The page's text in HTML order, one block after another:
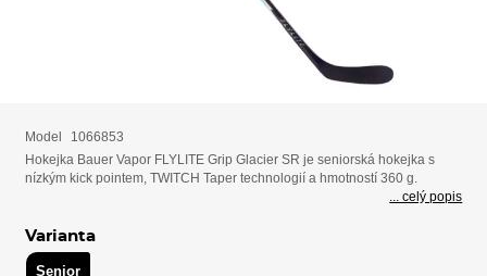
Model
1066853
Hokejka Bauer Vapor FLYLITE Grip Glacier SR je seniorská hokejka s
nízkým kick pointem, TWITCH Taper technologií a hmotností 360 g.
... celý popis
Varianta
Senior